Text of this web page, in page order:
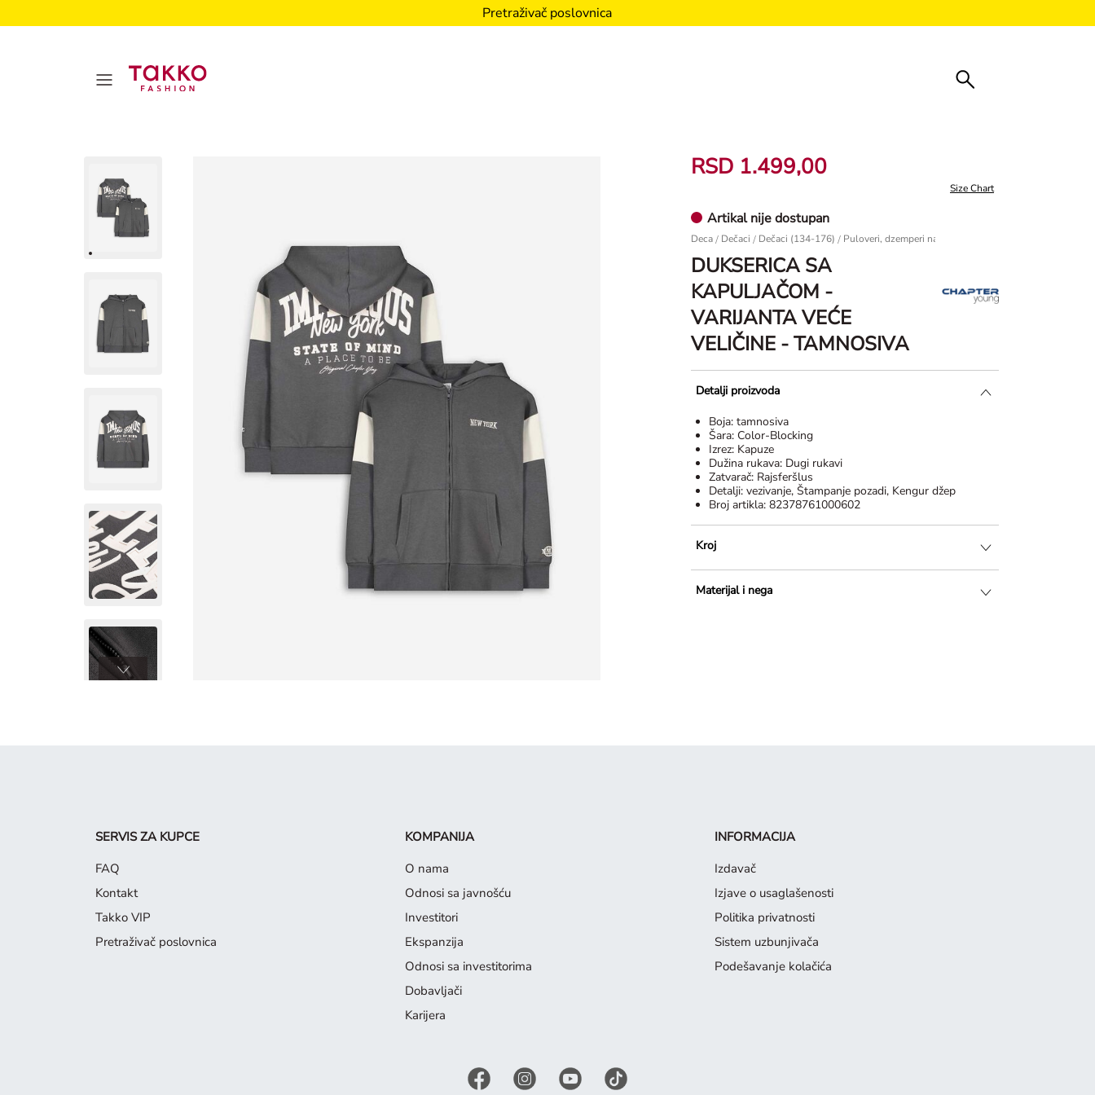
Pretraživač poslovnica
RSD 1.499,00
Size Chart
Artikal nije dostupan
Deca / Dečaci / Dečaci (134-176) / Puloveri, dzemperi na raskopčavanje & dukserice
DUKSERICA SA
KAPULJAČOM -
VARIJANTA VEĆE
VELIČINE - TAMNOSIVA
Detalji proizvoda
Boja: tamnosiva
Šara: Color-Blocking
Izrez: Kapuze
Dužina rukava: Dugi rukavi
Zatvarač: Rajsferšlus
Detalji: vezivanje, Štampanje pozadi, Kengur džep
Broj artikla: 82378761000602
Kroj
Materijal i nega
SERVIS ZA KUPCE
FAQ
Kontakt
Takko VIP
Pretraživač poslovnica
KOMPANIJA
O nama
Odnosi sa javnošću
Investitori
Ekspanzija
Odnosi sa investitorima
Dobavljači
Karijera
INFORMACIJA
Izdavač
Izjave o usaglašenosti
Politika privatnosti
Sistem uzbunjivača
Podešavanje kolačića